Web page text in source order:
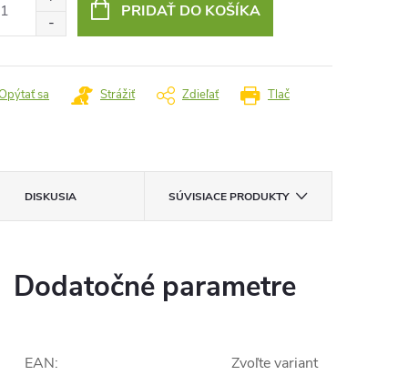
PRIDAŤ DO KOŠÍKA
Tlač
sa Strážiť Zdieľať
DISKUSIA SÚVISIACE PRODUKTY
Dodatočné parametre
EAN: Zvoľte variant